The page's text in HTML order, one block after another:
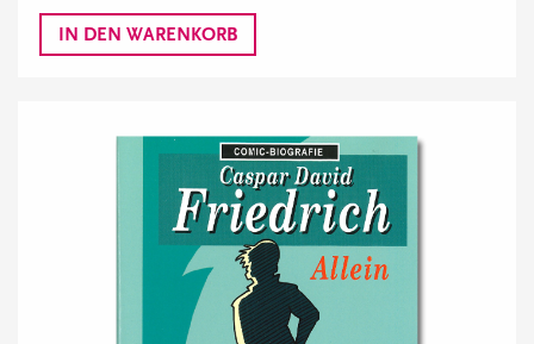
IN DEN WARENKORB